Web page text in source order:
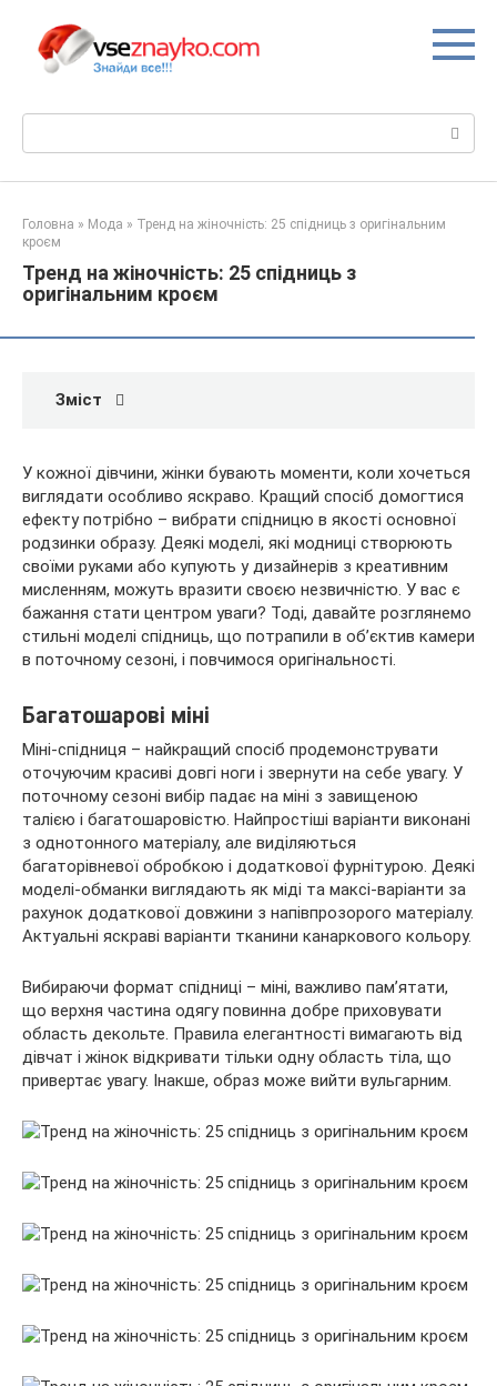
вмісту
Головна » Мода » Тренд на жіночність: 25 спідниць з оригінальним
кроєм
Тренд на жіночність: 25 спідниць з
оригінальним кроєм
Зміст
У кожної дівчини, жінки бувають моменти, коли хочеться
виглядати особливо яскраво. Кращий спосіб домогтися
ефекту потрібно – вибрати спідницю в якості основної
родзинки образу. Деякі моделі, які модниці створюють
своїми руками або купують у дизайнерів з креативним
мисленням, можуть вразити своєю незвичністю. У вас є
бажання стати центром уваги? Тоді, давайте розглянемо
стильні моделі спідниць, що потрапили в об’єктив камери
в поточному сезоні, і повчимося оригінальності.
Багатошарові міні
Міні-спідниця – найкращий спосіб продемонструвати
оточуючим красиві довгі ноги і звернути на себе увагу. У
поточному сезоні вибір падає на міні з завищеною
талією і багатошаровістю. Найпростіші варіанти виконані
з однотонного матеріалу, але виділяються
багаторівневої обробкою і додаткової фурнітурою. Деякі
моделі-обманки виглядають як міді та максі-варіанти за
рахунок додаткової довжини з напівпрозорого матеріалу.
Актуальні яскраві варіанти тканини канаркового кольору.
Вибираючи формат спідниці – міні, важливо пам’ятати,
що верхня частина одягу повинна добре приховувати
область декольте. Правила елегантності вимагають від
дівчат і жінок відкривати тільки одну область тіла, що
привертає увагу. Інакше, образ може вийти вульгарним.